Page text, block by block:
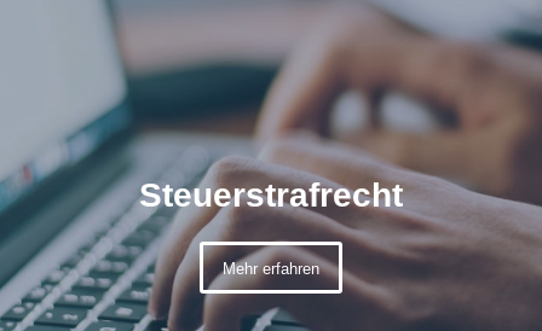
Steuerstrafrecht
Mehr erfahren